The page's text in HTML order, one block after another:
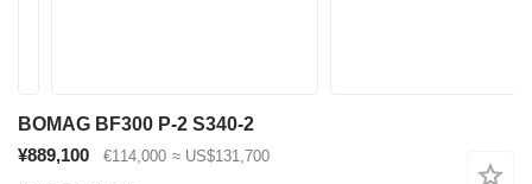
BOMAG BF300 P-2 S340-2
¥889,100
€114,000 ≈ US$131,700